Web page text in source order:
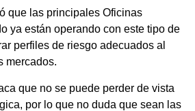
que las principales Oficinas
ya están operando con este tipo de
perfiles de riesgo adecuados al
mercados.
que no se puede perder de vista
por lo que no duda que sean las